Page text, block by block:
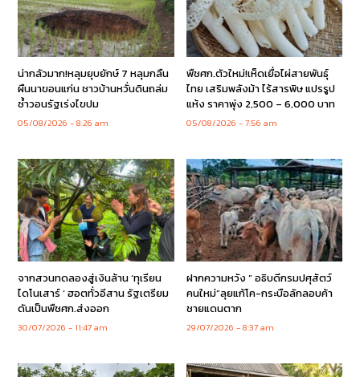
น่ากลัวมาก!หลุมยุบยักษ์ 7 หลุมกลืน
ผืนนาขอนแก่น ชาวบ้านหวั่นดินถล่ม
ซ้ำวอนรัฐเร่งไขปม
05/08/2026 8:26 am
พืชศก.ตัวใหม่!เห็ดเยื่อไผ่สายพันธุ์
ไทย เสริมพลังม้า ไร้สารพิษ แปรรูป
แห้ง ราคาพุ่ง 2,500 – 6,000 บาท
05/08/2026 7:56 am
จากสวนทดลองสู่เงินล้าน ‘ทุเรียน
ไดโนเสาร์ ‘ ฮอตทั่วอีสาน รัฐเตรียม
ดันเป็นพืชศก.ส่งออก
30/07/2026 11:47 am
ฝากความหวัง ” อธิบดีกรมปศุสัตว์
คนใหม่”ลุยแก้โค-กระบือลักลอบค้า
ชายแดนตาก
29/07/2026 8:37 am